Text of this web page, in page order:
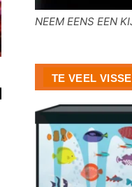
NEEM EENS EEN
TE VEEL